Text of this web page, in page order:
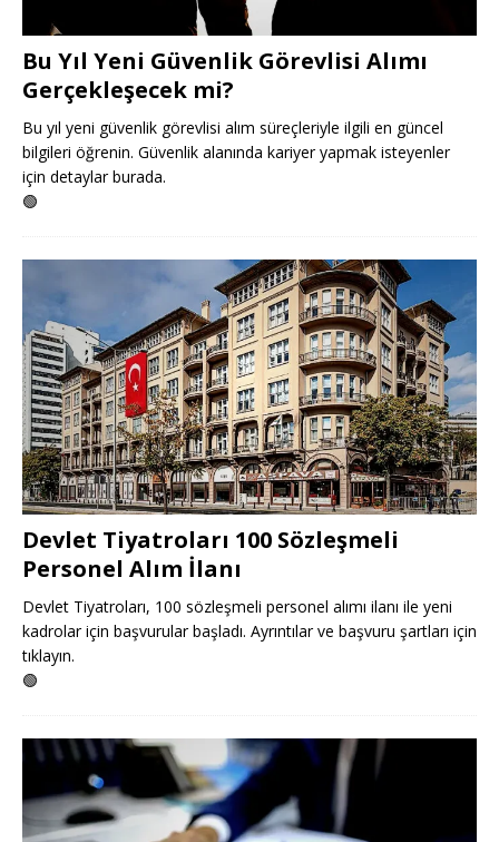
Bu Yıl Yeni Güvenlik Görevlisi Alımı
Gerçekleşecek mi?
Bu yıl yeni güvenlik görevlisi alım süreçleriyle ilgili en güncel
bilgileri öğrenin. Güvenlik alanında kariyer yapmak isteyenler
için detaylar burada.
🟢
Devlet Tiyatroları 100 Sözleşmeli
Personel Alım İlanı
Devlet Tiyatroları, 100 sözleşmeli personel alımı ilanı ile yeni
kadrolar için başvurular başladı. Ayrıntılar ve başvuru şartları için
tıklayın.
🟢